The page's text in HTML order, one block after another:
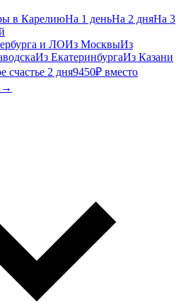
в КарелиюНа 1 деньНа 2 дняНа 3
и ЛОИз МосквыИз
Из ЕкатеринбургаИз Казани
счастье 2 дня9450₽ вместо
→